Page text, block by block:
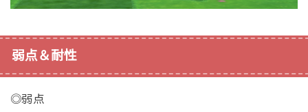
弱点＆耐性
◎弱点